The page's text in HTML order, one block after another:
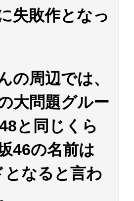
失敗作となっ
の周辺では、
大問題グルー
と同じくら
46の名前は
となると言わ